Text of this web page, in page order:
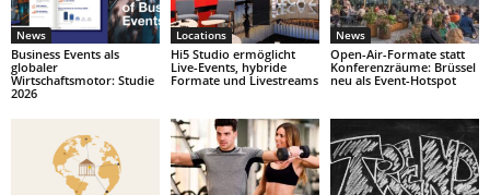
News
Business Events als
globaler
Wirtschaftsmotor: Studie
2026
Locations
Hi5 Studio ermöglicht
Live-Events, hybride
Formate und Livestreams
News
Open-Air-Formate statt
Konferenzräume: Brüssel
neu als Event-Hotspot